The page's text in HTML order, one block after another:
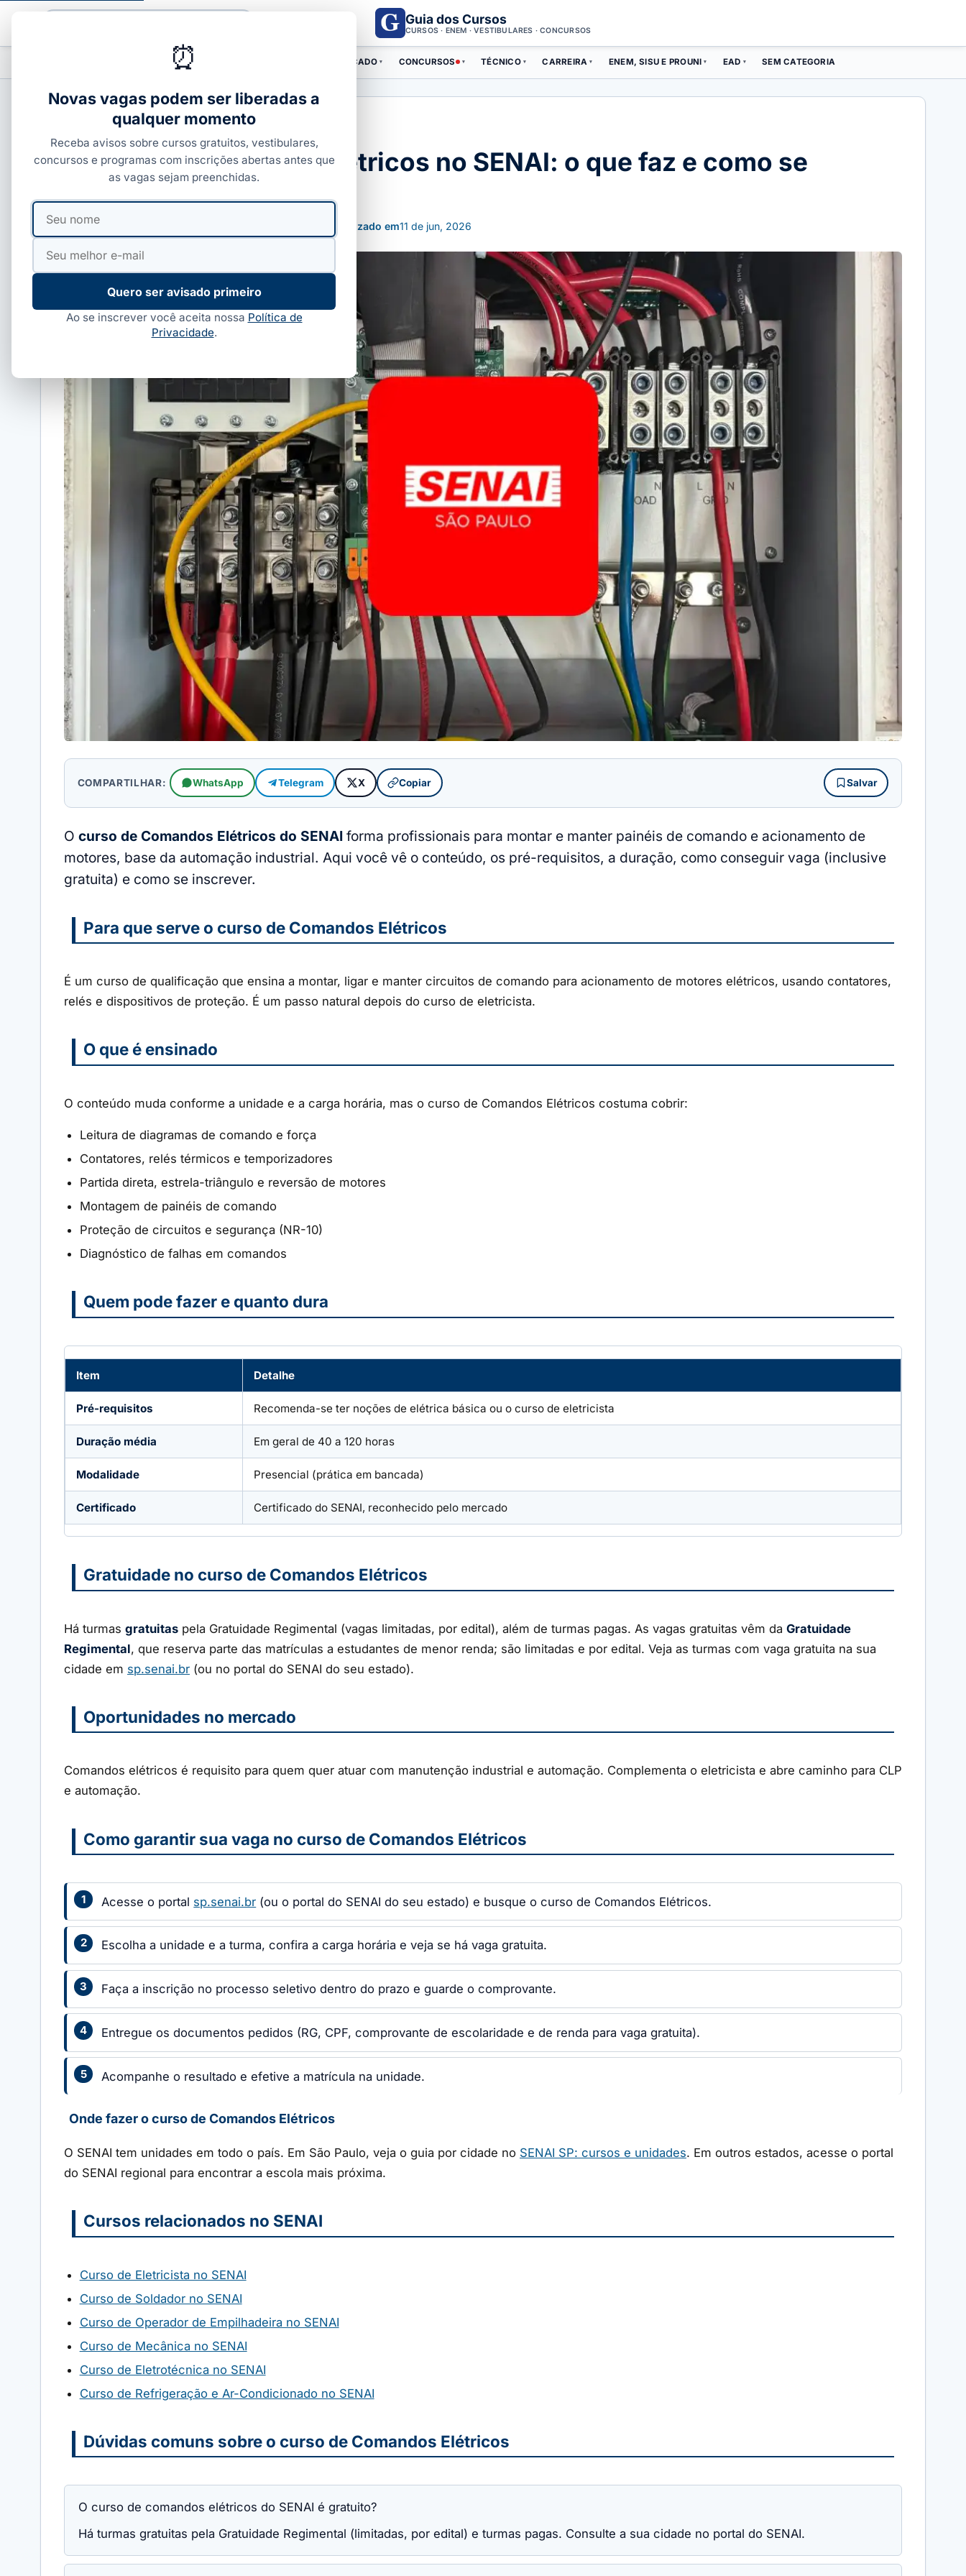
Guia dos Cursos
CURSOS · ENEM · VESTIBULARES · CONCURSOS
PROFISSIONALIZANTES CURSOS COM CERTIFICADO ▾ CONCURSOS ▾ TÉCNICO ▾ CARREIRA ▾ ENEM, SISU E PROUNI ▾ EAD ▾ SEM CATEGORIA
CURSOS SENAI
Curso de Comandos Elétricos no SENAI: o que faz e como se
inscrever
PorPaloma Guedes Atualizado em11 de jun, 2026
COMPARTILHAR: WhatsApp Telegram X Copiar Salvar
O curso de Comandos Elétricos do SENAI forma profissionais para montar e manter painéis de comando e acionamento de
motores, base da automação industrial. Aqui você vê o conteúdo, os pré-requisitos, a duração, como conseguir vaga (inclusive
gratuita) e como se inscrever.
Para que serve o curso de Comandos Elétricos
É um curso de qualificação que ensina a montar, ligar e manter circuitos de comando para acionamento de motores elétricos, usando contatores,
relés e dispositivos de proteção. É um passo natural depois do curso de eletricista.
O que é ensinado
O conteúdo muda conforme a unidade e a carga horária, mas o curso de Comandos Elétricos costuma cobrir:
Leitura de diagramas de comando e força
Contatores, relés térmicos e temporizadores
Partida direta, estrela-triângulo e reversão de motores
Montagem de painéis de comando
Proteção de circuitos e segurança (NR-10)
Diagnóstico de falhas em comandos
Quem pode fazer e quanto dura
Item Detalhe
Pré-requisitos Recomenda-se ter noções de elétrica básica ou o curso de eletricista
Duração média Em geral de 40 a 120 horas
Modalidade Presencial (prática em bancada)
Certificado Certificado do SENAI, reconhecido pelo mercado
Gratuidade no curso de Comandos Elétricos
Há turmas gratuitas pela Gratuidade Regimental (vagas limitadas, por edital), além de turmas pagas. As vagas gratuitas vêm da Gratuidade
Regimental, que reserva parte das matrículas a estudantes de menor renda; são limitadas e por edital. Veja as turmas com vaga gratuita na sua
cidade em sp.senai.br (ou no portal do SENAI do seu estado).
Oportunidades no mercado
Comandos elétricos é requisito para quem quer atuar com manutenção industrial e automação. Complementa o eletricista e abre caminho para CLP
e automação.
Como garantir sua vaga no curso de Comandos Elétricos
Acesse o portal sp.senai.br (ou o portal do SENAI do seu estado) e busque o curso de Comandos Elétricos.
Escolha a unidade e a turma, confira a carga horária e veja se há vaga gratuita.
Faça a inscrição no processo seletivo dentro do prazo e guarde o comprovante.
Entregue os documentos pedidos (RG, CPF, comprovante de escolaridade e de renda para vaga gratuita).
Acompanhe o resultado e efetive a matrícula na unidade.
Onde fazer o curso de Comandos Elétricos
O SENAI tem unidades em todo o país. Em São Paulo, veja o guia por cidade no SENAI SP: cursos e unidades. Em outros estados, acesse o portal
do SENAI regional para encontrar a escola mais próxima.
Cursos relacionados no SENAI
Curso de Eletricista no SENAI
Curso de Soldador no SENAI
Curso de Operador de Empilhadeira no SENAI
Curso de Mecânica no SENAI
Curso de Eletrotécnica no SENAI
Curso de Refrigeração e Ar-Condicionado no SENAI
Dúvidas comuns sobre o curso de Comandos Elétricos
O curso de comandos elétricos do SENAI é gratuito?
Há turmas gratuitas pela Gratuidade Regimental (limitadas, por edital) e turmas pagas. Consulte a sua cidade no portal do SENAI.
⏰
Novas vagas podem ser liberadas a
qualquer momento
Receba avisos sobre cursos gratuitos, vestibulares,
concursos e programas com inscrições abertas antes que
as vagas sejam preenchidas.
Seu
nome
Seu
mail
Quero ser avisado primeiro
Ao se inscrever você aceita nossa Política de
Privacidade.